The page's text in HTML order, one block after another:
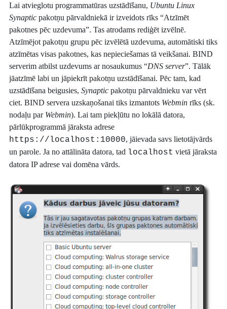
Lai atvieglotu programmatūras uzstādīšanu, Ubuntu Linux
Synaptic pakotņu pārvaldniekā ir izveidots rīks “Atzīmēt
pakotnes pēc uzdevuma”. Tas atrodams rediģēt izvēlnē.
Atzīmējot pakotņu grupu pēc izvēlētā uzdevuma, automātiski tiks
atzīmētas visas pakotnes, kas nepieciešamas tā veikšanai. BIND
serverim atbilst uzdevums ar nosaukumus “DNS server”. Tālāk
jāatzīmē labi un jāpiekrīt pakotņu uzstādīšanai. Pēc tam, kad
uzstādīšana beigusies, Synaptic pakotņu pārvaldnieku var vērt
ciet. BIND servera uzskaņošanai tiks izmantots Webmin rīks (sk.
nodaļu par Webmin). Lai tam piekļūtu no lokālā datora,
pārlūkprogrammā jāraksta adrese
https://localhost:10000, jāievada savs lietotājvārds
un parole. Ja no attālināta datora, tad localhost vietā jāraksta
datora IP adrese vai domēna vārds.